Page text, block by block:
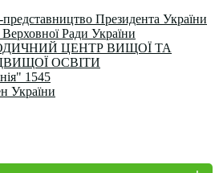
представництво Президента України
Ради України
ЦЕНТР ВИЩОЇ ТА
ОСВІТИ
1545
України